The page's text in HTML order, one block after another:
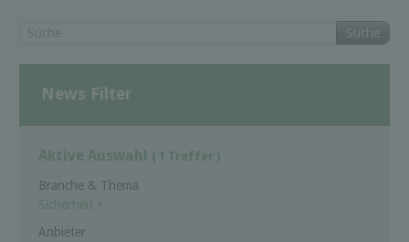
Suche
News Filter
Aktive Auswahl ( 1 Treffer )
Branche & Thema
Sicherheit ×
Anbieter